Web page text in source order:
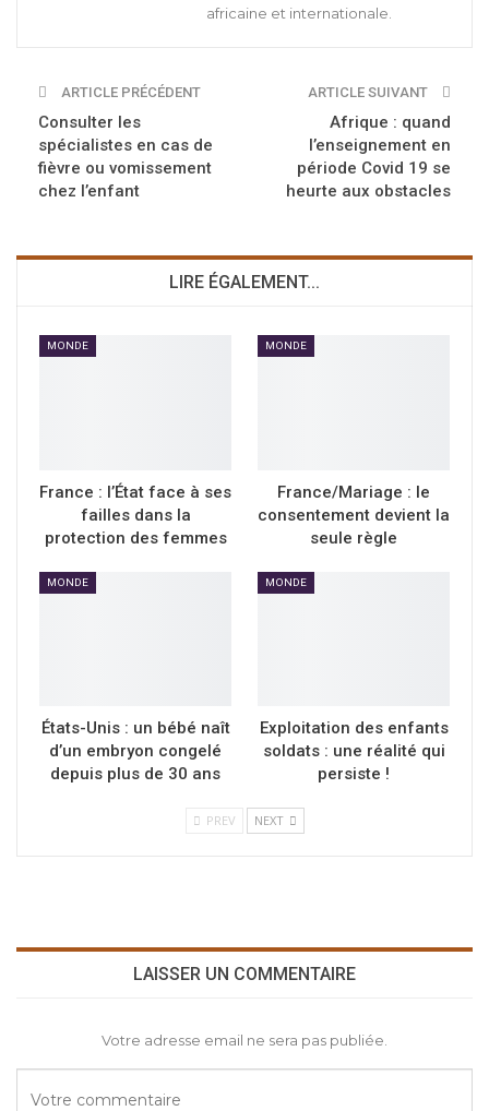
africaine et internationale.
ARTICLE PRÉCÉDENT
Consulter les
spécialistes en cas de
fièvre ou vomissement
chez l’enfant
ARTICLE SUIVANT
Afrique : quand
l’enseignement en
période Covid 19 se
heurte aux obstacles
LIRE ÉGALEMENT...
MONDE
France : l’État face à ses
failles dans la
protection des femmes
MONDE
France/Mariage : le
consentement devient la
seule règle
MONDE
États-Unis : un bébé naît
d’un embryon congelé
depuis plus de 30 ans
MONDE
Exploitation des enfants
soldats : une réalité qui
persiste !
PREV NEXT
LAISSER UN COMMENTAIRE
Votre adresse email ne sera pas publiée.